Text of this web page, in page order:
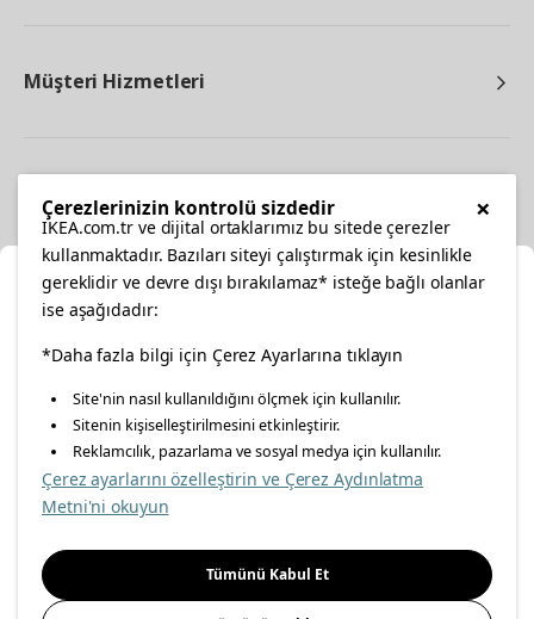
Müşteri Hizmetleri
facebooktwitterinstagrampinterestyoutube
linkedin
Enerji Politikası Bilgi Güvenliği Politikası
Gıda Güvenliği Politikası
Önemli Bilgilendirme İnternet Sitesi Gizlilik Politikası
Konumunuzu Seçin
İnternetten vereceğiniz siparişlerinizde size özel hizmet ve
içerikleri görebilmek için lütfen konumuzu seçin.
İl seçiniz
Seçiniz
×
Çerezlerinizin kontrolü sizdedir
IKEA.com.tr ve dijital ortaklarımız bu sitede çerezler
kullanmaktadır. Bazıları siteyi çalıştırmak için kesinlikle
gereklidir ve devre dışı bırakılamaz* isteğe bağlı olanlar
ise aşağıdadır:
*Daha fazla bilgi için Çerez Ayarlarına tıklayın
Site'nin nasıl kullanıldığını ölçmek için kullanılır.
Sitenin kişiselleştirilmesini etkinleştirir.
Reklamcılık, pazarlama ve sosyal medya için kullanılır.
Çerez ayarlarını özelleştirin ve Çerez Aydınlatma
Metni'ni okuyun
Tümünü Kabul Et